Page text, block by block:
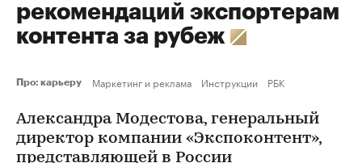
рекомендаций экспортерам
контента за рубеж
Про: карьеру Маркетинг и реклама Инструкции РБК
Александра Модестова, генеральный
директор компании «Экспоконтент»,
представляющей в России